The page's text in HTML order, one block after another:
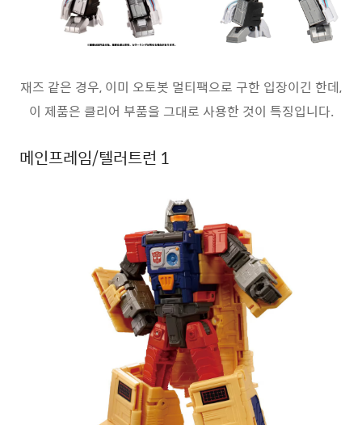
재즈 같은 경우, 이미 오토봇 멀티팩으로 구한 입장이긴 한데,
이 제품은 클리어 부품을 그대로 사용한 것이 특징입니다.
메인프레임/텔러트런 1